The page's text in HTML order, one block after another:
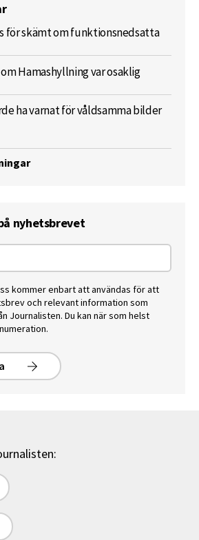
för skämt om funktionsnedsatta
Hamashyllning var osaklig
ha varnat för våldsamma bilder
nyhetsbrevet
kommer enbart att användas för att
och relevant information som
Journalisten. Du kan när som helst